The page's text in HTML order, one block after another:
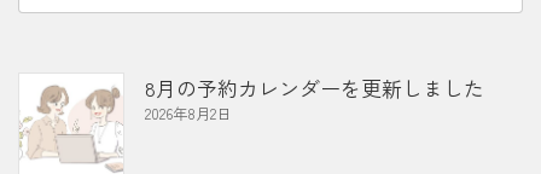
8月の予約カレンダーを更新しました
2026年8月2日